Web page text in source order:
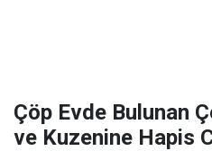
Çöp Evde Bulunan
ve Kuzenine Hapis